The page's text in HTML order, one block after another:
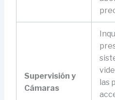
Supervisión y
Cámaras
las